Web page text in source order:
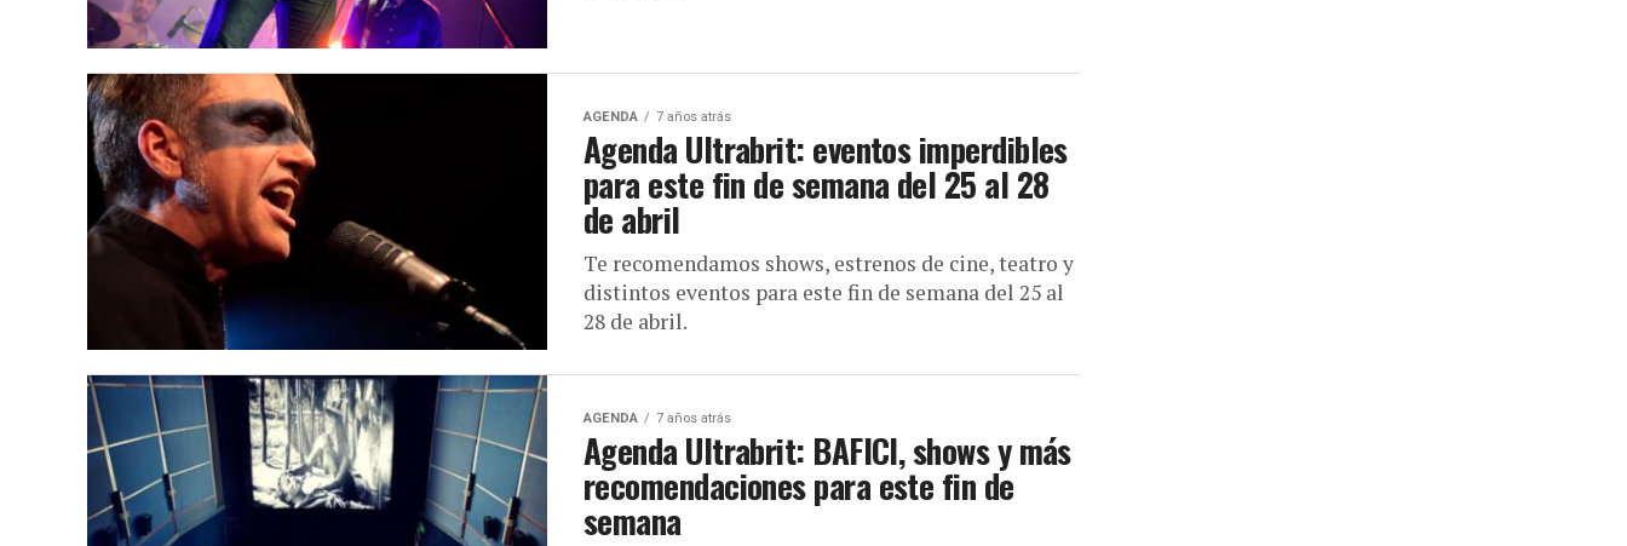
AGENDA 7 años atrás
Agenda Ultrabrit: eventos imperdibles
para este fin de semana del 25 al 28
de abril
Te recomendamos shows, estrenos de cine, teatro y
distintos eventos para este fin de semana del 25 al
28 de abril.
AGENDA 7 años atrás
Agenda Ultrabrit: BAFICI, shows y más
recomendaciones para este fin de
semana